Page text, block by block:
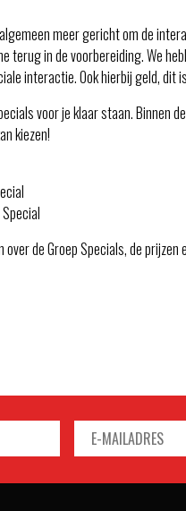
meer gericht om de
terug in de voorbereiding. We
interactie. Ook hierbij geld, dit
voor je klaar staan. Binnen
kiezen!
de Groep Specials, de prijzen